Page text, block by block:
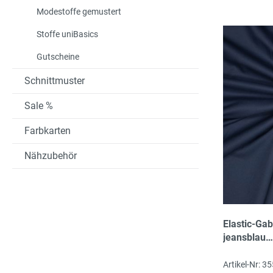
Modestoffe gemustert
Stoffe uniBasics
Gutscheine
Schnittmuster
Sale %
Farbkarten
Nähzubehör
Elastic-
jeansblau
recycled/
Artikel-Nr: